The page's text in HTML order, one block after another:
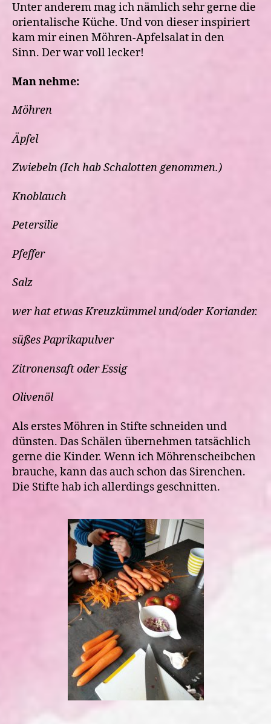
Unter anderem mag ich nämlich sehr gerne die
orientalische Küche. Und von dieser inspiriert
kam mir einen Möhren-Apfelsalat in den
Sinn. Der war voll lecker!
Man nehme:
Möhren
Äpfel
Zwiebeln (Ich hab Schalotten genommen.)
Knoblauch
Petersilie
Pfeffer
Salz
wer hat etwas Kreuzkümmel und/oder Koriander.
süßes Paprikapulver
Zitronensaft oder Essig
Olivenöl
Als erstes Möhren in Stifte schneiden und
dünsten. Das Schälen übernehmen tatsächlich
gerne die Kinder. Wenn ich Möhrenscheibchen
brauche, kann das auch schon das Sirenchen.
Die Stifte hab ich allerdings geschnitten.